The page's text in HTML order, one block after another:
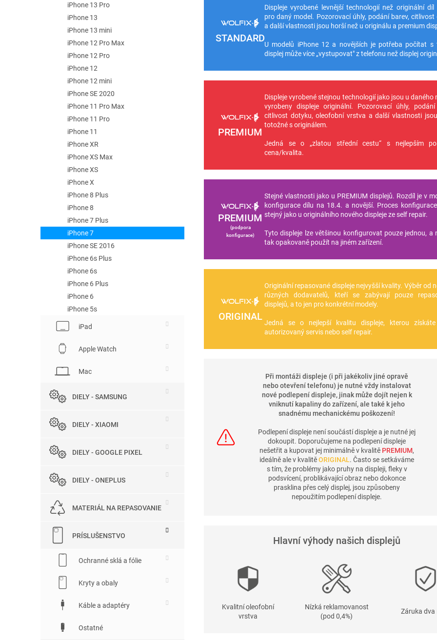
iPhone 13 Pro
iPhone 13
iPhone 13 mini
iPhone 12 Pro Max
iPhone 12 Pro
iPhone 12
iPhone 12 mini
iPhone SE 2020
iPhone 11 Pro Max
iPhone 11 Pro
iPhone 11
iPhone XR
iPhone XS Max
iPhone XS
iPhone X
iPhone 8 Plus
iPhone 8
iPhone 7 Plus
iPhone 7
iPhone SE 2016
iPhone 6s Plus
iPhone 6s
iPhone 6 Plus
iPhone 6
iPhone 5s
iPad
Apple Watch
Mac
DIELY - SAMSUNG
DIELY - XIAOMI
DIELY - GOOGLE PIXEL
DIELY - ONEPLUS
MATERIÁL NA REPASOVANIE
PRÍSLUŠENSTVO
Ochranné sklá a fólie
Kryty a obaly
Káble a adaptéry
Ostatné
STANDARD
Displeje vyrobené levnější technologií než originální díl
pro daný model. Pozorovací úhly, podání barev,
a další vlastnosti jsou horší než u originálu a premium
U modelů iPhone 12 a novějších je potřeba počítat s
displej může více „vystupovat" z telefonu než displej
PREMIUM
Displeje vyrobené stejnou technologií jako jsou u daného
vyrobeny displeje originální. Pozorovací úhly, podání
citlivost dotyku, oleofobní vrstva a další vlastnosti
totožné s originálem.
Jedná se o „zlatou střední cestu“ s nejlepším
cena/kvalita.
PREMIUM
(podpora
konfigurace)
Stejné vlastnosti jako u PREMIUM displejů. Rozdíl je v
konfigurace dílu na 18.4. a novější. Proces
stejný jako u originálního nového displeje ze self repair.
Tyto displeje lze většinou konfigurovat pouze jednou, a
tak opakovaně použít na jiném zařízení.
ORIGINAL
Originální repasované displeje nejvyšší kvality. Výběr od
různých dodavatelů, kteří se zabývají pouze
displejů, a to jen pro konkrétní modely.
Jedná se o nejlepší kvalitu displeje, kterou
autorizovaný servis nebo self repair.
Při montáži displeje (i při jakékoliv jiné opravě
nebo otevření telefonu) je nutné vždy instalovat
nové podlepení displeje, jinak může dojít nejen k
vniknutí kapaliny do zařízení, ale také k jeho
snadnému mechanickému poškození!
Podlepení displeje není součástí displeje a je nutné jej
dokoupit. Doporučujeme na podlepení displeje
nešetřit a kupovat jej minimálně v kvalitě PREMIUM,
ideálně ale v kvalitěORIGINAL. Často se setkáváme
s tím, že problémy jako pruhy na displeji, fleky v
podsvícení, problikávající obraz nebo dokonce
prasklina přes celý displej, jsou způsobeny
nepoužitím podlepení displeje.
Hlavní výhody našich displejů
Kvalitní oleofobní
vrstva
Nízká reklamovanost
(pod 0,4%)
Záruka dva